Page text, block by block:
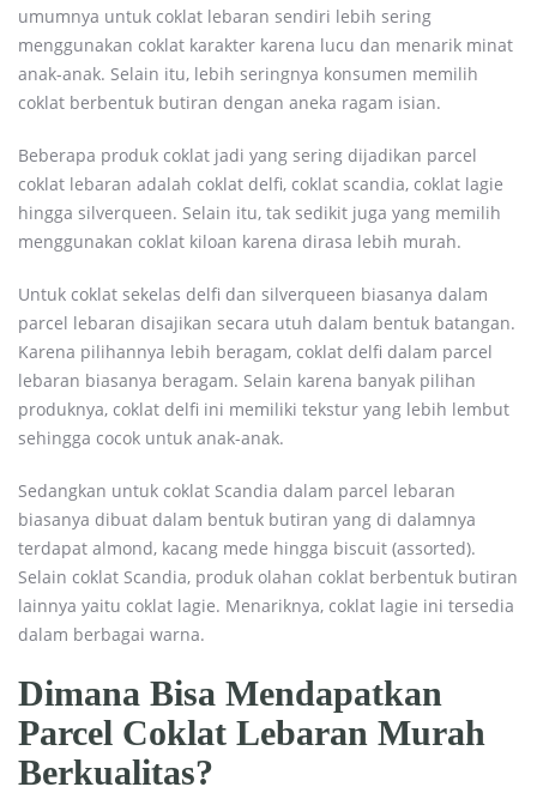
umumnya untuk coklat lebaran sendiri lebih sering
menggunakan coklat karakter karena lucu dan menarik minat
anak-anak. Selain itu, lebih seringnya konsumen memilih
coklat berbentuk butiran dengan aneka ragam isian.
Beberapa produk coklat jadi yang sering dijadikan parcel
coklat lebaran adalah coklat delfi, coklat scandia, coklat lagie
hingga silverqueen. Selain itu, tak sedikit juga yang memilih
menggunakan coklat kiloan karena dirasa lebih murah.
Untuk coklat sekelas delfi dan silverqueen biasanya dalam
parcel lebaran disajikan secara utuh dalam bentuk batangan.
Karena pilihannya lebih beragam, coklat delfi dalam parcel
lebaran biasanya beragam. Selain karena banyak pilihan
produknya, coklat delfi ini memiliki tekstur yang lebih lembut
sehingga cocok untuk anak-anak.
Sedangkan untuk coklat Scandia dalam parcel lebaran
biasanya dibuat dalam bentuk butiran yang di dalamnya
terdapat almond, kacang mede hingga biscuit (assorted).
Selain coklat Scandia, produk olahan coklat berbentuk butiran
lainnya yaitu coklat lagie. Menariknya, coklat lagie ini tersedia
dalam berbagai warna.
Dimana Bisa Mendapatkan
Parcel Coklat Lebaran Murah
Berkualitas?